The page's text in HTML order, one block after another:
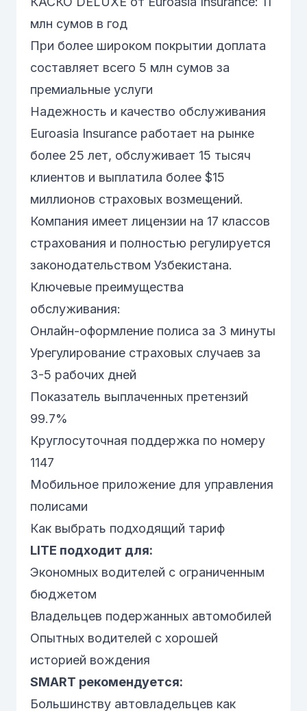
млн сумов в год
При более широком покрытии доплата
составляет всего 5 млн сумов за
премиальные услуги
Надежность и качество обслуживания
Euroasia Insurance работает на рынке
более 25 лет, обслуживает 15 тысяч
клиентов и выплатила более $15
миллионов страховых возмещений.
Компания имеет лицензии на 17 классов
страхования и полностью регулируется
законодательством Узбекистана.
Ключевые преимущества
обслуживания:
Онлайн-оформление полиса за 3 минуты
Урегулирование страховых случаев за
3-5 рабочих дней
Показатель выплаченных претензий
99.7%
Круглосуточная поддержка по номеру
1147
Мобильное приложение для управления
полисами
Как выбрать подходящий тариф
LITE подходит для:
Экономных водителей с ограниченным
бюджетом
Владельцев подержанных автомобилей
Опытных водителей с хорошей
историей вождения
SMART рекомендуется:
Большинству автовладельцев как